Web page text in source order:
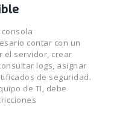
contar con un
el servidor, crear
logs, asignar
de seguridad.
de TI, debe